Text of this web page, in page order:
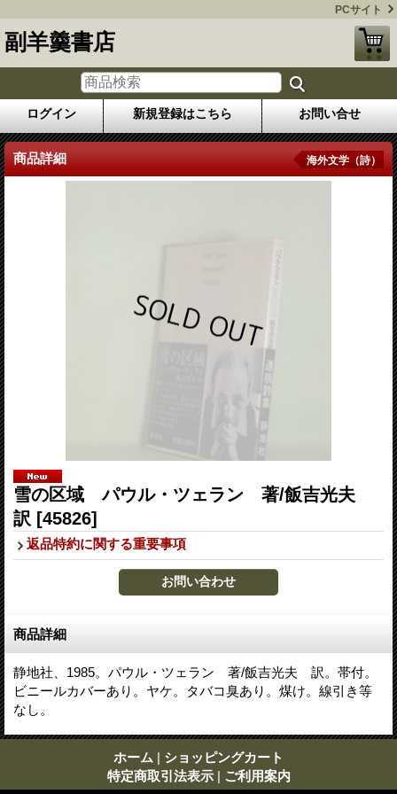
PCサイト
副羊羹書店
ログイン 新規登録はこちら お問い合せ
商品詳細 海外文学（詩）
雪の区域 パウル・ツェラン 著/飯吉光夫
訳 [45826]
返品特約に関する重要事項
商品詳細
静地社、1985。パウル・ツェラン 著/飯吉光夫 訳。帯付。
ビニールカバーあり。ヤケ。タバコ臭あり。煤け。線引き等
なし。
ホーム | ショッピングカート
特定商取引法表示 | ご利用案内